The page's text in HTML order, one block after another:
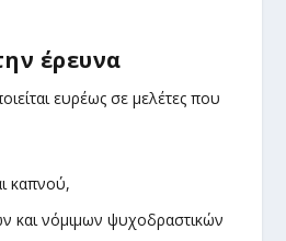
έρευνα
ευρέως σε μελέτες που
καπνού,
και νόμιμων ψυχοδραστικών